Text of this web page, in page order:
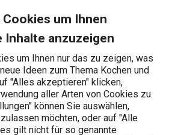
um Ihnen
anzuzeigen
um Ihnen nur das zu zeigen, was
Ideen zum Thema Kochen und
"Alles akzeptieren" klicken,
aller Arten von Cookies zu.
können Sie auswählen,
möchten, oder auf "Alle
gilt nicht für so genannte
350 ml